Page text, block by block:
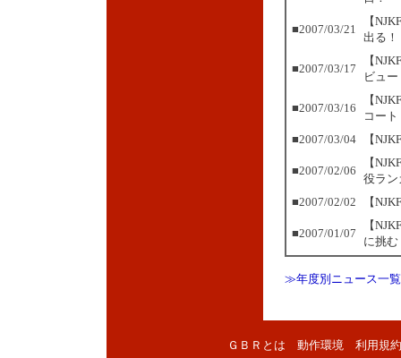
■2007/03/21
【
出る！
■2007/03/17
【
ビュー
■2007/03/16
【
コート
■2007/03/04 【
■2007/02/06
【
役ラン
■2007/02/02 【
■2007/01/07
【
に挑む
≫年度別ニュース一覧
ＧＢＲとは 動作環境 利用規約